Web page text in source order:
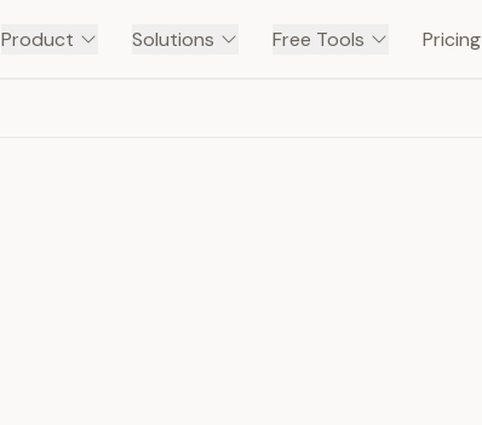
Product Solutions Free Tools Pricing